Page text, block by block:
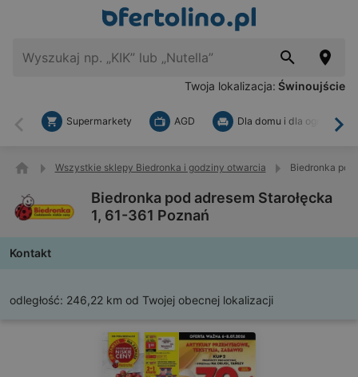
Twoja lokalizacja: Świnoujście
Wstecz
Supermarkety AGD Dla domu i dla ogrodu
Wszystkie sklepy Biedronka i godziny otwarcia Biedronka pod
Biedronka pod adresem Starołęcka
1, 61-361 Poznań
Kontakt
odległość: 246,22 km od Twojej obecnej lokalizacji